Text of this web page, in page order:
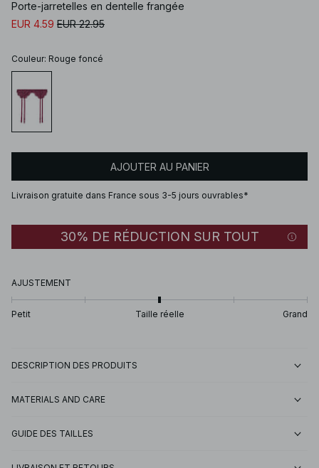
Porte-jarretelles en dentelle frangée
EUR 4.59 EUR 22.95
Couleur: Rouge foncé
AJOUTER AU PANIER
Livraison gratuite dans France sous 3-5 jours ouvrables*
30% DE RÉDUCTION SUR TOUT
AJUSTEMENT
Petit Taille réelle Grand
DESCRIPTION DES PRODUITS
MATERIALS AND CARE
GUIDE DES TAILLES